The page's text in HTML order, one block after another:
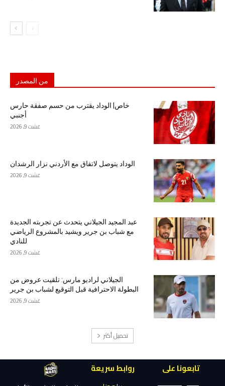
من المصدر
خاص| الوداد يقترب من حسم صفقة حارس
أجنبي
غشت 9, 2026
الوداد يتوصل لاتفاق مع الأردني نزار الرشدان
غشت 9, 2026
عبد المجيد الجيلاني يتحدث عن تجربته الجديدة
مع شباب بن جرير ويشيد بالمشروع الرياضي
للنادي
غشت 9, 2026
الجيلاني لراديو مارس: تلقيت عروض من
البطولة الاحترافية قبل التوقيع لشباب بن جرير
غشت 9, 2026
تحميل أكثر
تابعونا على
روابط سريعة